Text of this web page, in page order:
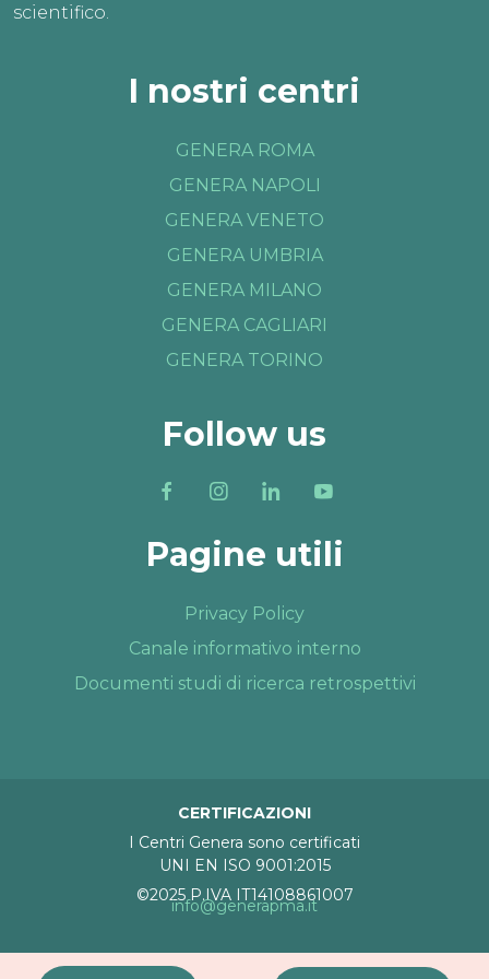
scientifico.
I nostri centri
GENERA ROMA
GENERA NAPOLI
GENERA VENETO
GENERA UMBRIA
GENERA MILANO
GENERA CAGLIARI
GENERA TORINO
Follow us
Pagine utili
Privacy Policy
Canale informativo interno
Documenti studi di ricerca retrospettivi
CERTIFICAZIONI
I Centri Genera sono certificati
UNI EN ISO 9001:2015
©2025 P.IVA IT14108861007
info@generapma.it